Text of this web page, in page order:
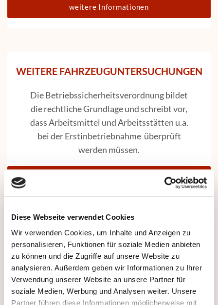
Diese Webseite verwendet Cookies
Wir verwenden Cookies, um Inhalte und Anzeigen zu
personalisieren, Funktionen für soziale Medien anbieten
zu können und die Zugriffe auf unsere Website zu
analysieren. Außerdem geben wir Informationen zu Ihrer
Verwendung unserer Website an unsere Partner für
soziale Medien, Werbung und Analysen weiter. Unsere
Partner führen diese Informationen möglicherweise mit
weitere Informationen
WEITERE FAHRZEUGUNTERSUCHUNGEN
Die Betriebssicherheitsverordnung bildet
die rechtliche Grundlage und schreibt vor,
dass Arbeitsmittel und Arbeitsstätten u.a.
bei der Erstinbetriebnahme überprüft
werden müssen.
EINZELABNAHMEN
Zu den Punkten, die einer Abnahme
bedürfen, gehören beispielsweise
Sonderumbauten, Aufbauabnahmen,